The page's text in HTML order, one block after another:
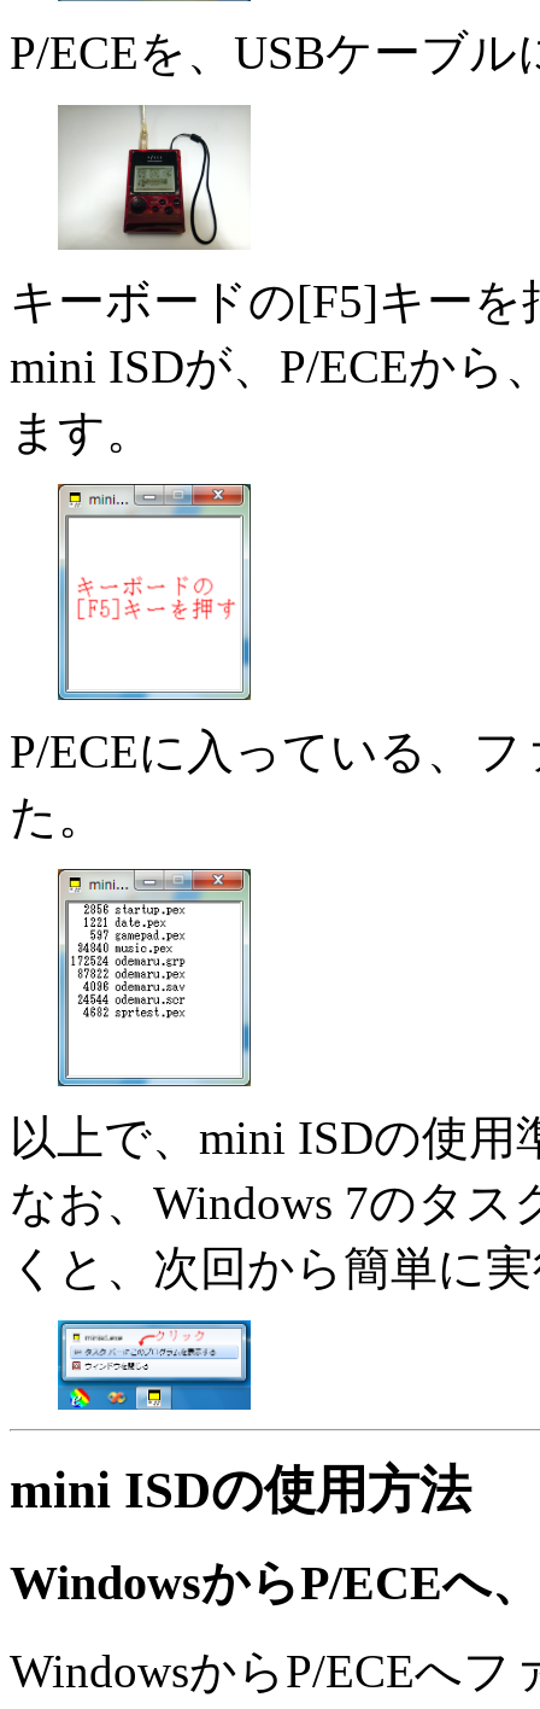
P/ECEを、USBケーブ
キーボードの[F5]キー
mini ISDが、P/ECEから
ます。
P/ECEに入っている、
た。
以上で、mini ISDの使
なお、Windows 7のタ
くと、次回から簡単に
mini ISDの使用方法
WindowsからP/ECEへ
WindowsからP/ECEへ